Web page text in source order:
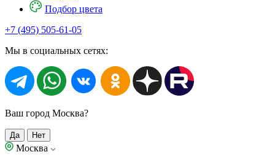
Подбор цвета
+7 (495) 505-61-05
Мы в социальных сетях:
Ваш город Москва?
Да Нет
Москва